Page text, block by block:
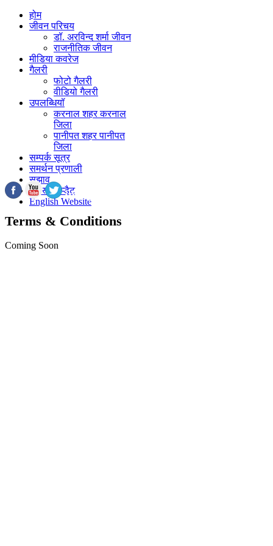
होम
जीवन परिचय
डॉ. अरविन्द शर्मा जीवन
राजनीतिक जीवन
मीडिया कवरेज
गैलरी
फोटो गैलरी
वीडियो गैलरी
उपलब्धियॉ
करनाल शहर करनाल
जिला
पानीपत शहर पानीपत
जिला
सम्पर्क सूत्र
समर्थन प्रणाली
सुझाव
लैटस्ट अप्डैट
English Website
info@darvindsharma.com
Terms & Conditions
Coming Soon